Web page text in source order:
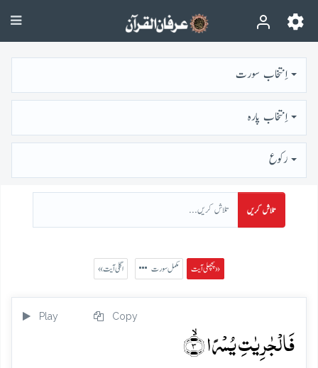
اِنتخاب سورت
اِنتخاب پارہ
رُكوع
تلاش کریں
پچھلی آیت » مکمل سورت « اگلی آیت
Play Copy
فَالۡجٰرِیٰتِ یُسۡرًا ۙ﴿۳﴾